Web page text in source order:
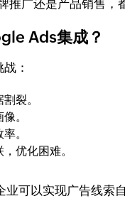
广还是产品销售，
Ads集成？
：
裂。
。
。
优化困难。
可以实现广告线索